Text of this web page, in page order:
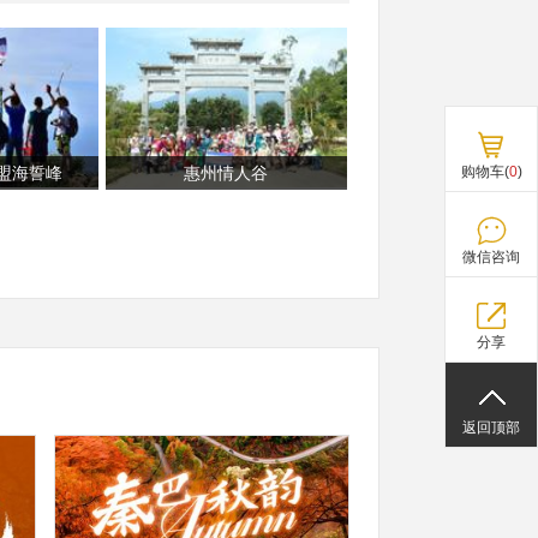
海誓峰 惠州情人谷 购物车(0)
微信咨询
分享
返回顶部